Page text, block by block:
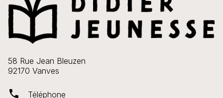
58 Rue Jean Bleuzen
92170 Vanves
phone Téléphone